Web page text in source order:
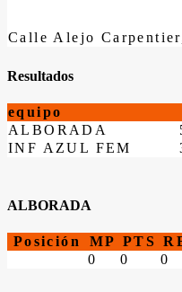
Calle Alejo
Resultados
equipo
ALBORADA
INF AZUL FEM
ALBORADA
Posición MP PTS
0
0 0